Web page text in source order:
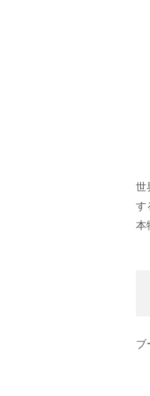
世
す
本
ブ